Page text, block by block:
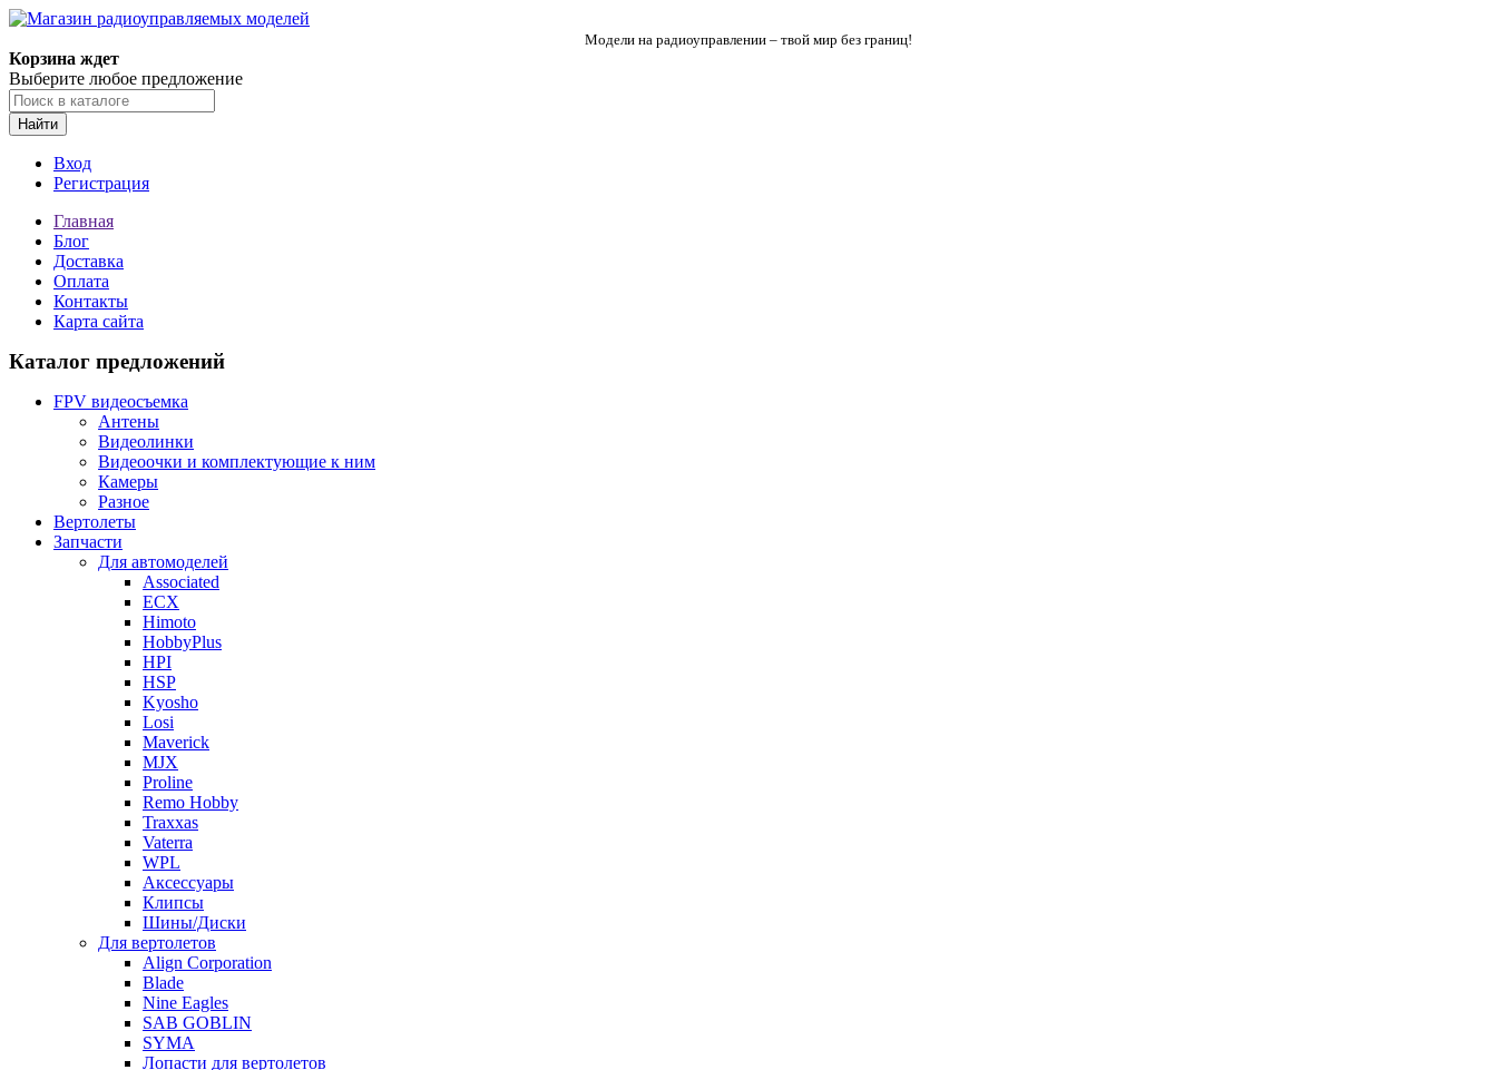
Модели на радиоуправлении – твой мир без границ!
Корзина ждет
Выберите любое предложение
Найти
Вход
Регистрация
Главная
Блог
Доставка
Оплата
Контакты
Карта сайта
Каталог предложений
FPV видеосъемка
Антены
Видеолинки
Видеоочки и комплектующие к ним
Камеры
Разное
Вертолеты
Запчасти
Для автомоделей
Associated
ECX
Himoto
HobbyPlus
HPI
HSP
Kyosho
Losi
Maverick
MJX
Proline
Remo Hobby
Traxxas
Vaterra
WPL
Аксессуары
Клипсы
Шины/Диски
Для вертолетов
Align Corporation
Blade
Nine Eagles
SAB GOBLIN
SYMA
Лопасти для вертолетов